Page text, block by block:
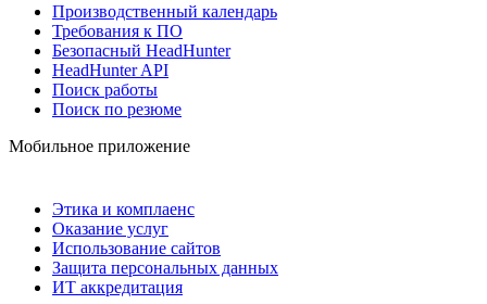
Производственный календарь
Требования к ПО
Безопасный HeadHunter
HeadHunter API
Поиск работы
Поиск по резюме
Мобильное приложение
Этика и комплаенс
Оказание услуг
Использование сайтов
Защита персональных данных
ИТ аккредитация